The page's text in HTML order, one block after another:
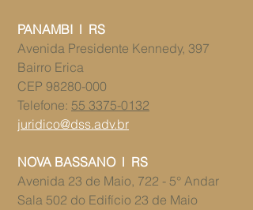
PANAMBI l RS
​​Avenida Presidente Kennedy, 397
Bairro Erica
CEP 98280-000
Telefone: 55 3375-0132
juridico@dss.adv.br
NOVA BASSANO l RS
Avenida 23 de Maio, 722 - 5° Andar
Sala 502 do ​Edifício 23 de Maio